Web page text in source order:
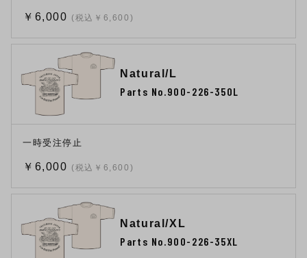
￥6,000 (税込￥6,600)
Natural/L
Parts No.900-226-350L
一時受注停止
￥6,000 (税込￥6,600)
Natural/XL
Parts No.900-226-35XL